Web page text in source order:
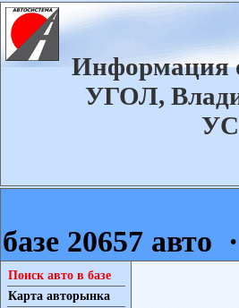
Информация
УГОЛ,
базе 20657 авто ·
Поиск авто в базе
Карта авторынка